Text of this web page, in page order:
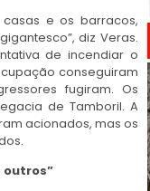
e os barracos,
diz Veras.
de incendiar o
conseguiram
fugiram. Os
de Tamboril. A
acionados, mas os
outros”